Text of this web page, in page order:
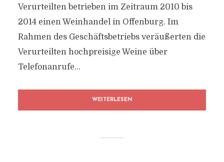
Verurteilten betrieben im Zeitraum 2010 bis
2014 einen Weinhandel in Offenburg. Im
Rahmen des Geschäftsbetriebs veräußerten die
Verurteilten hochpreisige Weine über
Telefonanrufe...
WEITERLESEN